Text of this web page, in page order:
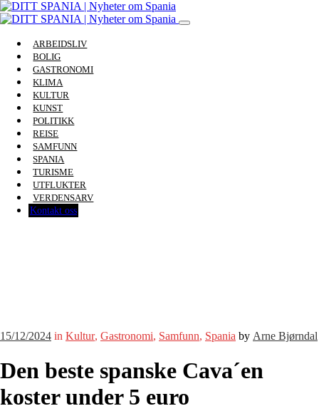
ARBEIDSLIV
BOLIG
GASTRONOMI
KLIMA
KULTUR
KUNST
POLITIKK
REISE
SAMFUNN
SPANIA
TURISME
UTFLUKTER
VERDENSARV
Kontakt oss
15/12/2024 in Kultur, Gastronomi, Samfunn, Spania by Arne Bjørndal
Den beste spanske Cava´en
koster under 5 euro